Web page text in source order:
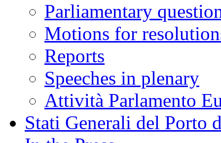
Parliamentary
Motions for
Reports
Speeches in plenary
Attività Parlamento
Stati Generali del Porto